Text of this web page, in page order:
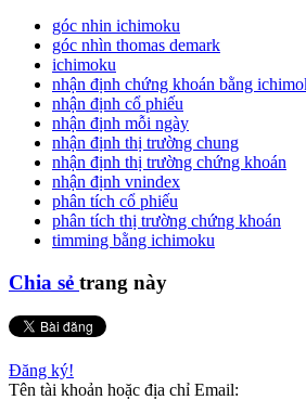
góc nhin ichimoku
góc nhìn thomas demark
ichimoku
nhận định chứng khoán bằng
nhận định cổ phiếu
nhận định mỗi ngày
nhận định thị trường chung
nhận định thị trường chứng khoán
nhận định vnindex
phân tích cổ phiếu
phân tích thị trường chứng khoán
timming bằng ichimoku
Chia sẻ trang này
Đăng ký!
Tên tài khoản hoặc địa chỉ Email: